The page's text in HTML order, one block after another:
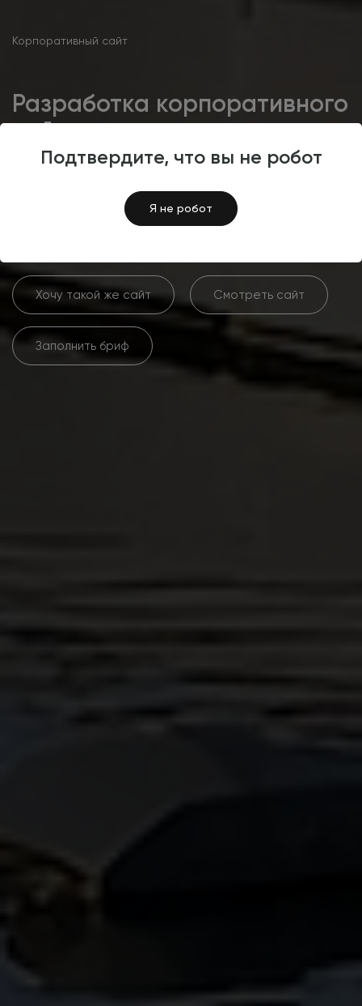
Подтвердите, что вы не робот
Я не робот
Корпоративный сайт
Разработка корпоративного
сайта с интернет-магазином
для поставщика
промышленной химии ООО
«Технохимия»
Хочу такой же сайт Смотреть сайт
Заполнить бриф